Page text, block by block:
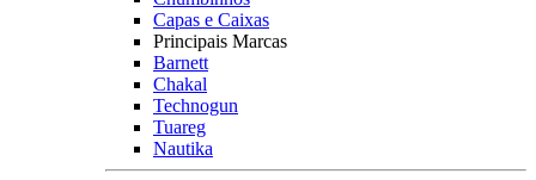
Capas e Caixas
Principais Marcas
Barnett
Chakal
Technogun
Tuareg
Nautika